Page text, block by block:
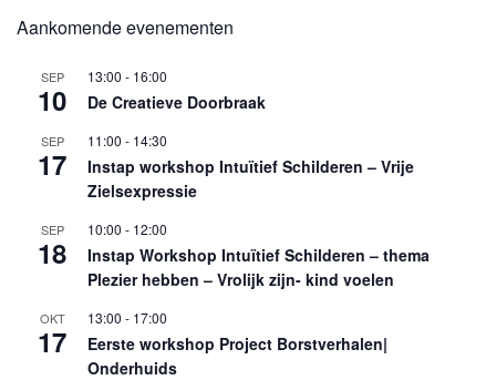
Aankomende evenementen
SEP
10
13:00 - 16:00
De Creatieve Doorbraak
SEP
17
11:00 - 14:30
Instap workshop Intuïtief Schilderen – Vrije
Zielsexpressie
SEP
18
10:00 - 12:00
Instap Workshop Intuïtief Schilderen – thema
Plezier hebben – Vrolijk zijn- kind voelen
OKT
17
13:00 - 17:00
Eerste workshop Project Borstverhalen|
Onderhuids